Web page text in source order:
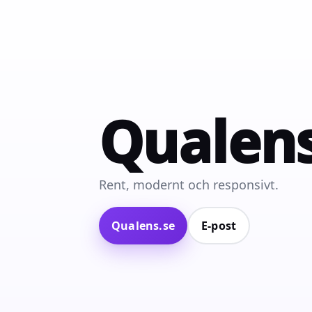
Rent, modernt och responsivt.
Qualens.se E‑post